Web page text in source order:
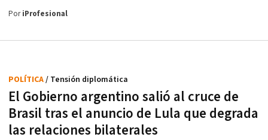
PoriProfesional
El Gobierno argentino salió al cruce de
Brasil tras el anuncio de Lula que degrada
las relaciones bilaterales
POLÍTICA/ Tensión diplomática